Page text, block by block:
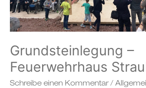
Grundsteinlegung –
Feuerwehrhaus
Schreibe einen Kommentar /